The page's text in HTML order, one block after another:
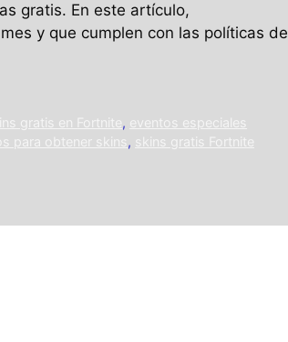
gratis. En este artículo,
y que cumplen con las políticas de
gratis en Fortnite, eventos especiales
para obtener skins, skins gratis Fortnite